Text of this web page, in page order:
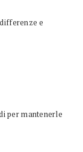
e
per mantenerle